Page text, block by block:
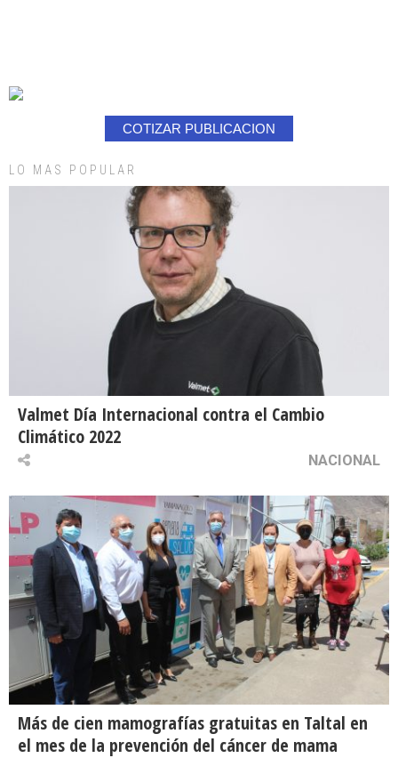
COTIZAR PUBLICACION
LO MAS POPULAR
Valmet Día Internacional contra el Cambio
Climático 2022
NACIONAL
Más de cien mamografías gratuitas en Taltal en
el mes de la prevención del cáncer de mama